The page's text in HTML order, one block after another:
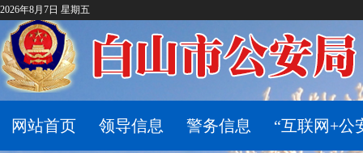
2026年8月7日 星期五
网站首页 领导信息 警务信息 “互联网+公